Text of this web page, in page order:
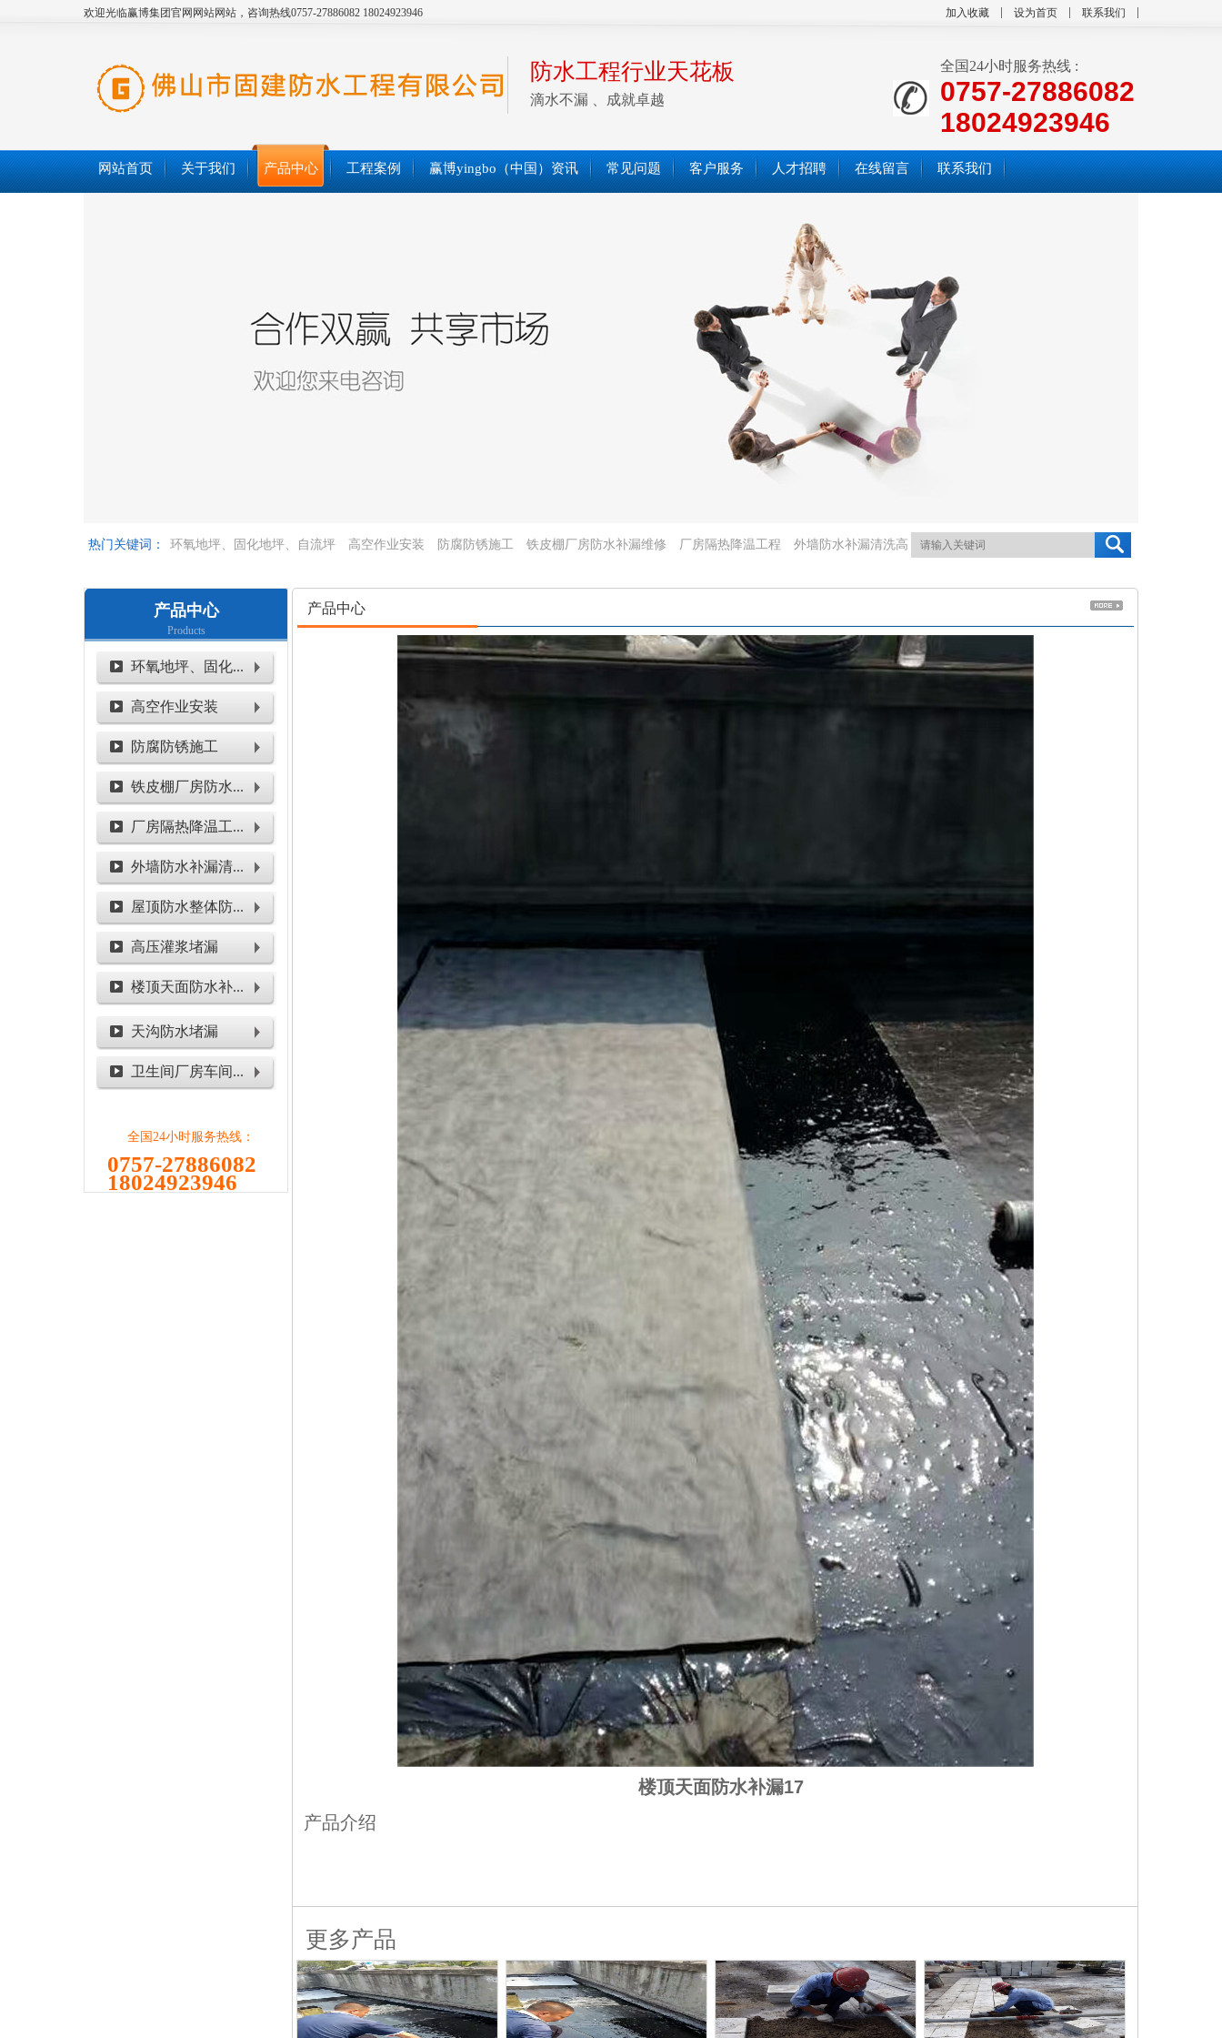
加入收藏 设为首页 联系我们
欢迎光临赢博集团官网网站网站，咨询热线0757-27886082 18024923946
防水工程行业天花板
滴水不漏 、成就卓越
全国24小时服务热线 :
0757-27886082
18024923946
网站首页 关于我们 产品中心 工程案例 赢博yingbo（中国）资讯 常见问题 客户服务 人才招聘 在线留言 联系我们
热门关键词： 环氧地坪、固化地坪、自流坪 高空作业安装 防腐防锈施工 铁皮棚厂房防水补漏维修 厂房隔热降温工程 外墙防水补漏清洗高
空作业
产品中心
Products
环氧地坪、固化...
高空作业安装
防腐防锈施工
铁皮棚厂房防水...
厂房隔热降温工...
外墙防水补漏清...
屋顶防水整体防...
高压灌浆堵漏
楼顶天面防水补...
天沟防水堵漏
卫生间厂房车间...
全国24小时服务热线：
0757-27886082
18024923946
产品中心
楼顶天面防水补漏17
产品介绍
更多产品